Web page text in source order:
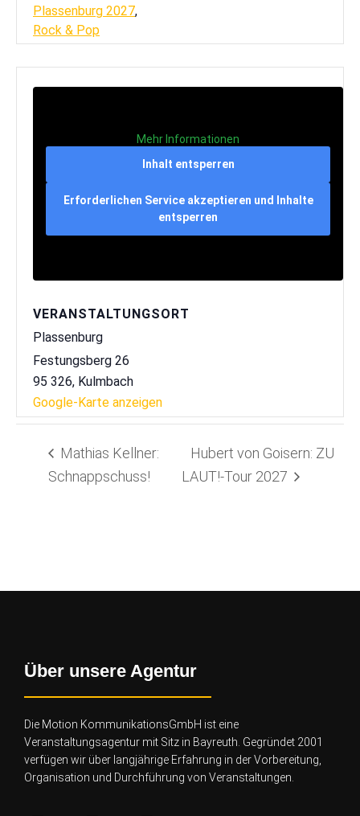
Plassenburg 2027,
Rock & Pop
VERANSTALTUNGSORT
Plassenburg
Festungsberg 26
95 326, Kulmbach
Google-Karte anzeigen
Mehr Informationen
Inhalt entsperren
Erforderlichen Service akzeptieren und Inhalte
entsperren
Mathias Kellner:
Schnappschuss!
Hubert von Goisern: ZU
LAUT!-Tour 2027
Über unsere Agentur
Die Motion KommunikationsGmbH ist eine
Veranstaltungsagentur mit Sitz in Bayreuth. Gegründet 2001
verfügen wir über langjährige Erfahrung in der Vorbereitung,
Organisation und Durchführung von Veranstaltungen.